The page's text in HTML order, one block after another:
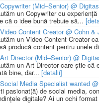
Copywriter (Mid–Senior) @
un Copywriter cu
că o idee bună trebuie să...
Video Content Creator @ Cohn &
un Video Content Creator
producă content pentru unele
Art Director (Mid–Senior) @
un Art Director care știe că
bine, dar... [detalii]
Social Media Specialist wanted
pasionat(ă) de social media,
digitale? Ai un ochi